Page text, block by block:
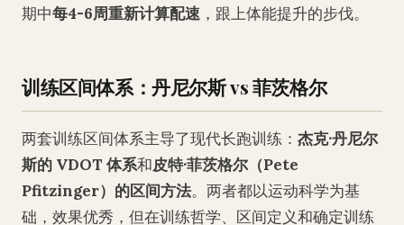
期中每4-6周重新计算配速 ，跟上体能提升的步伐。
训练区间体系：丹尼尔斯 vs 菲茨格尔
两套训练区间体系主导了现代长跑训练： 杰克·丹尼尔
斯的 VDOT 体系和皮特·菲茨格尔（Pete
Pfitzinger）的区间方法。两者都以运动科学为基
础，效果优秀，但在训练哲学、区间定义和确定训练